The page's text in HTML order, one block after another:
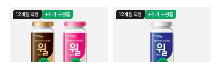
12개월 약정 +추가 구성품 12개월 약정 +추가 구성품